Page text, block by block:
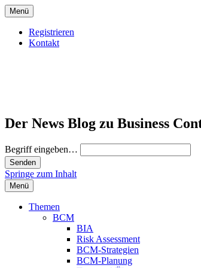
Menü
Registrieren
Kontakt
Der News Blog zu Business
Begriff eingeben…
Springe zum Inhalt
Menü
Themen
BCM
BIA
Risk Assessment
BCM-Strategien
BCM-Planung